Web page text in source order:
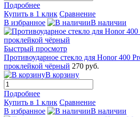
Подробнее
Купить в 1 клик Сравнение
В избранное
В наличии
Быстрый просмотр
Противоударное стекло для Honor 400
проклейкой чёрный 270 руб.
В корзину
Подробнее
Купить в 1 клик Сравнение
В избранное
В наличии